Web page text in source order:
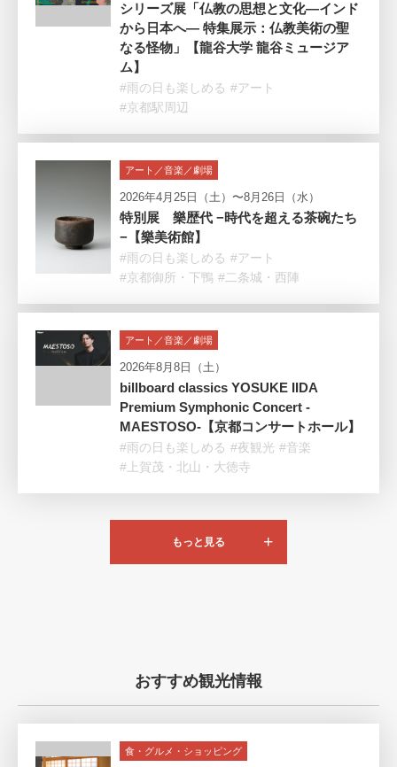
シリーズ展「仏教の思想と文化―インド
から日本へ― 特集展示：仏教美術の聖
なる怪物」【龍谷大学 龍谷ミュージア
ム】
#雨の日も楽しめる #アート
#京都駅周辺
アート／音楽／劇場
2026年4月25日（土）〜8月26日（水）
特別展 樂歴代 −時代を超える茶碗たち
−【樂美術館】
#雨の日も楽しめる #アート
#京都御所・下鴨 #二条城・西陣
アート／音楽／劇場
2026年8月8日（土）
billboard classics YOSUKE IIDA
Premium Symphonic Concert -
MAESTOSO-【京都コンサートホール】
#雨の日も楽しめる #夜観光 #音楽
#上賀茂・北山・大徳寺
もっと見る
おすすめ観光情報
食・グルメ・ショッピング